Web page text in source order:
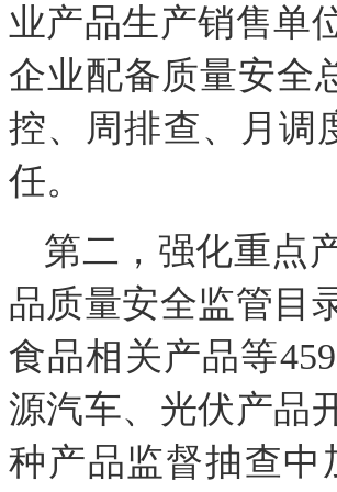
业产品生产销售单
企业配备质量安全
控、周排查、月调
任。
第二，强化重点
品质量安全监管目
食品相关产品等
源汽车、光伏产品
种产品监督抽查